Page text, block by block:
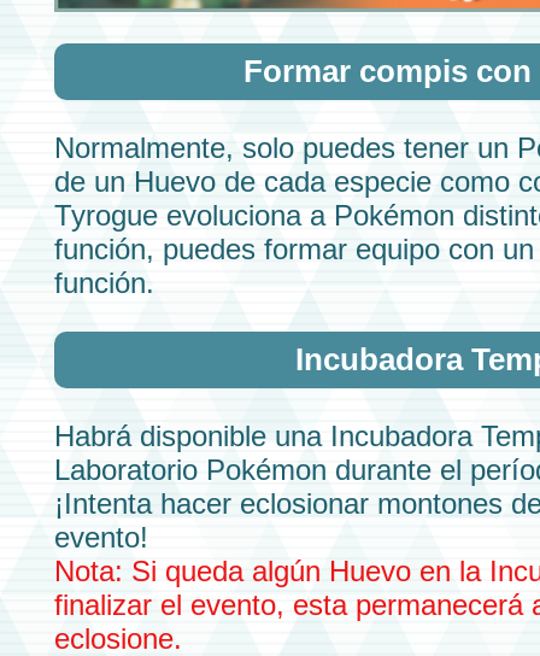
Formar compis con
Normalmente, solo puedes tener un
de un Huevo de cada especie como
Tyrogueevoluciona a Pokémon
función, puedes formar equipo con
función.
Incubadora
Habrá disponible una Incubadora
Laboratorio Pokémon durante el
¡Intenta hacer eclosionar montones
evento!
Nota: Si queda algún Huevoen la
finalizar el evento, esta permanecerá
eclosione.